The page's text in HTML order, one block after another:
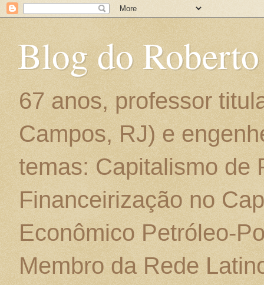
Blog do
67 anos, professor
Campos, RJ) e
temas: Capitalismo de
Financeirização no
Econômico Petróleo-
Membro da Rede